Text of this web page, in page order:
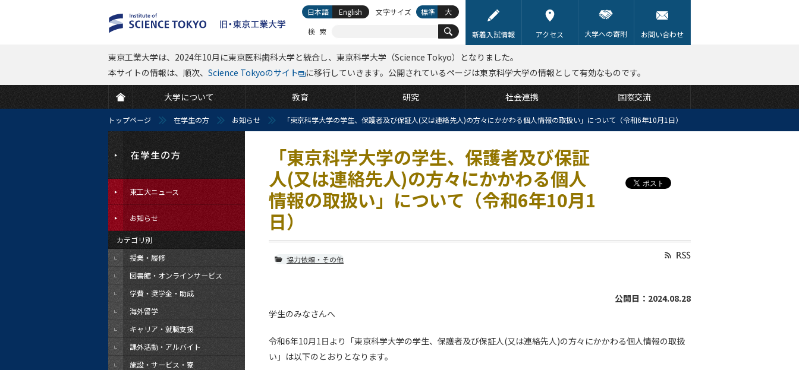
新着入試情報 アクセス 大学への寄附 お問い合わせ
大学について 教育 研究 社会連携 国際交流
東京工業大学は、2024年10月に東京医科歯科大学と統合し、東京科学大学（Science Tokyo）となりました。
本サイトの情報は、順次、 Science Tokyoのサイト に移行していきます。公開されているページは東京科学大学の情報として有効なものです。
検索
日本語 English 文字サイズ 標準 大
トップページ 在学生の方 お知らせ 「東京科学大学の学生、保護者及び保証人(又は連絡先人)の方々にかかわる個人情報の取扱い」について（令和6年10月1日）
「東京科学大学の学生、保護者及び保証
人(又は連絡先人)の方々にかかわる個人
情報の取扱い」について（令和6年10月1
日）
協力依頼・その他
公開日：2024.08.28
学生のみなさんへ
令和6年10月1日より「東京科学大学の学生、保護者及び保証人(又は連絡先人)の方々にかかわる個人情報の取扱
い」は以下のとおりとなります。
東工大ニュース
お知らせ
カテゴリ別
授業・履修
図書館・オンラインサービス
学費・奨学金・助成
海外留学
キャリア・就職支援
課外活動・アルバイト
施設・サービス・寮